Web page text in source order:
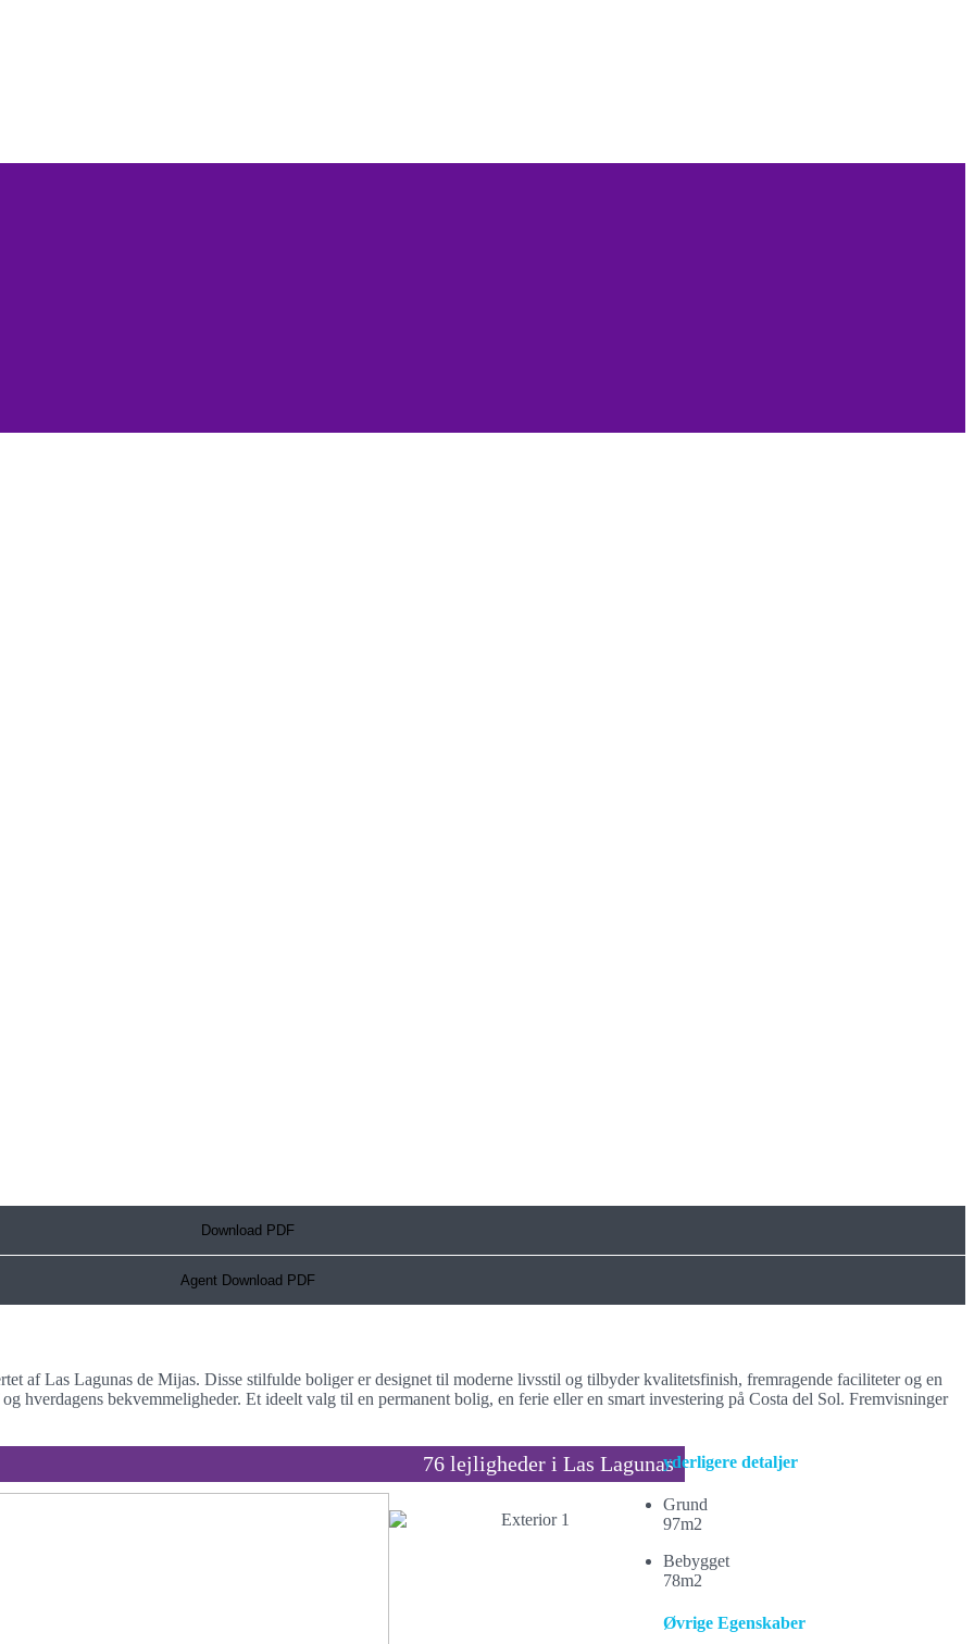
Download PDF
Agent Download PDF
af Las Lagunas de Mijas. Disse stilfulde boliger er designet til moderne livsstil og tilbyder kvalitetsfinish, fremragende faciliteter og en
hverdagens bekvemmeligheder. Et ideelt valg til en permanent bolig, en ferie eller en smart investering på Costa del Sol. Fremvisninger
76 lejligheder i Las Lagunasyderligere detaljer
Grund
97m2
Bebygget
78m2
Øvrige Egenskaber